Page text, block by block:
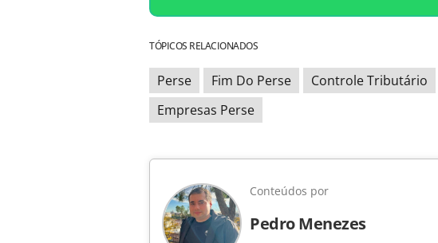
TÓPICOS RELACIONADOS
Perse Fim Do Perse Controle Tributário
Empresas Perse
Conteúdos por
Pedro Menezes